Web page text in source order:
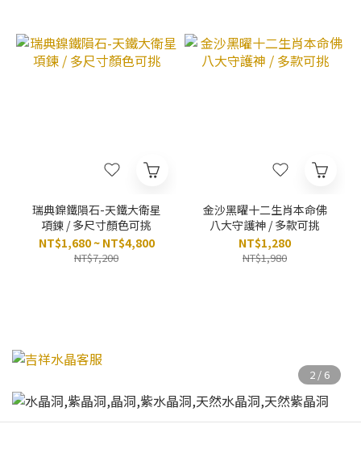
瑞典鎳鐵隕石-天鐵大衛星
項鍊 / 多尺寸顏色可挑
NT$1,680 ~ NT$4,800
NT$7,200
金沙黑曜十二生肖本命佛
八大守護神 / 多款可挑
NT$1,280
NT$1,980